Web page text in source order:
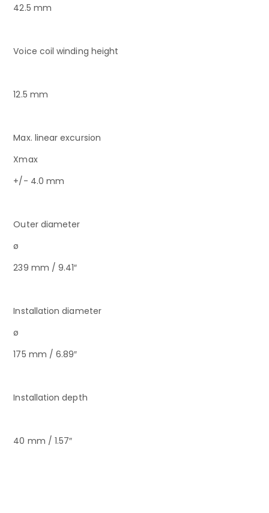
42.5 mm
Voice coil winding height
12.5 mm
Max. linear excursion
Xmax
+/- 4.0 mm
Outer diameter
ø
239 mm / 9.41″
Installation diameter
ø
175 mm / 6.89″
Installation depth
40 mm / 1.57″